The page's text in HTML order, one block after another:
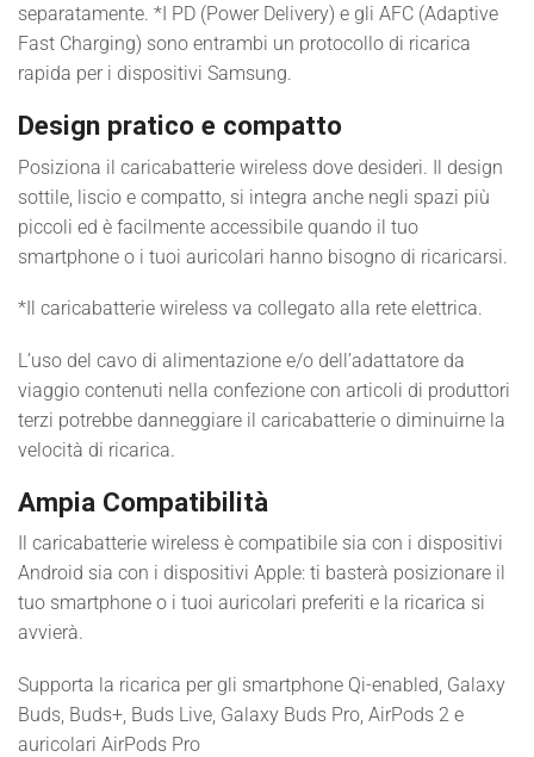
separatamente. *I PD (Power Delivery) e gli AFC (Adaptive
Fast Charging) sono entrambi un protocollo di ricarica
rapida per i dispositivi Samsung.
Design pratico e compatto
Posiziona il caricabatterie wireless dove desideri. Il design
sottile, liscio e compatto, si integra anche negli spazi più
piccoli ed è facilmente accessibile quando il tuo
smartphone o i tuoi auricolari hanno bisogno di ricaricarsi.
*Il caricabatterie wireless va collegato alla rete elettrica.
L’uso del cavo di alimentazione e/o dell’adattatore da
viaggio contenuti nella confezione con articoli di produttori
terzi potrebbe danneggiare il caricabatterie o diminuirne la
velocità di ricarica.
Ampia Compatibilità
Il caricabatterie wireless è compatibile sia con i dispositivi
Android sia con i dispositivi Apple: ti basterà posizionare il
tuo smartphone o i tuoi auricolari preferiti e la ricarica si
avvierà.
Supporta la ricarica per gli smartphone Qi-enabled, Galaxy
Buds, Buds+, Buds Live, Galaxy Buds Pro, AirPods 2 e
auricolari AirPods Pro